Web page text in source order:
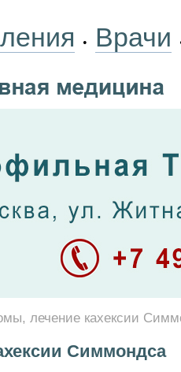
• Врачи
лечение кахексии
Симмондса